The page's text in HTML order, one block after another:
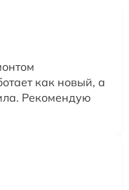
как новый, а
Рекомендую